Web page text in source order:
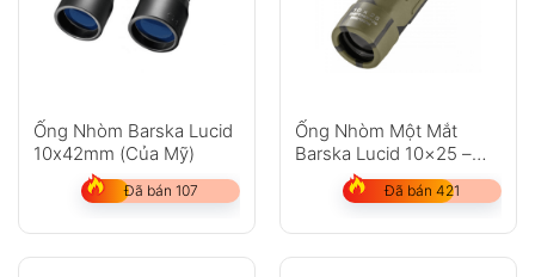
Ống Nhòm Barska Lucid
10x42mm (Của Mỹ)
Đã bán 107
Ống Nhòm Một Mắt
Barska Lucid 10×25 –
Hãng Barska Mỹ
Đã bán 421